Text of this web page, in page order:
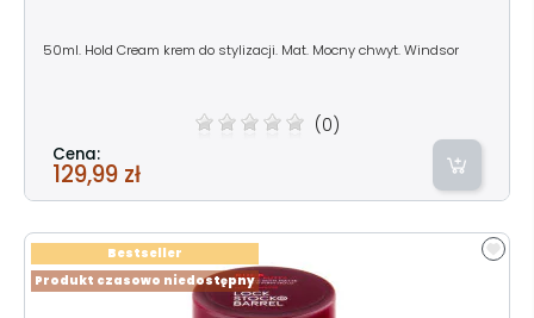
50ml. Hold Cream krem do stylizacji. Mat. Mocny chwyt. Windsor
(0)
Cena:
129,99 zł
Produkt czasowo niedostępny
Bestseller